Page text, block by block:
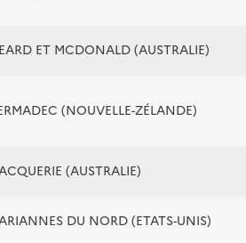
ET MCDONALD (AUSTRALIE)
(NOUVELLE-ZÉLANDE)
(AUSTRALIE)
DU NORD (ETATS-UNIS)